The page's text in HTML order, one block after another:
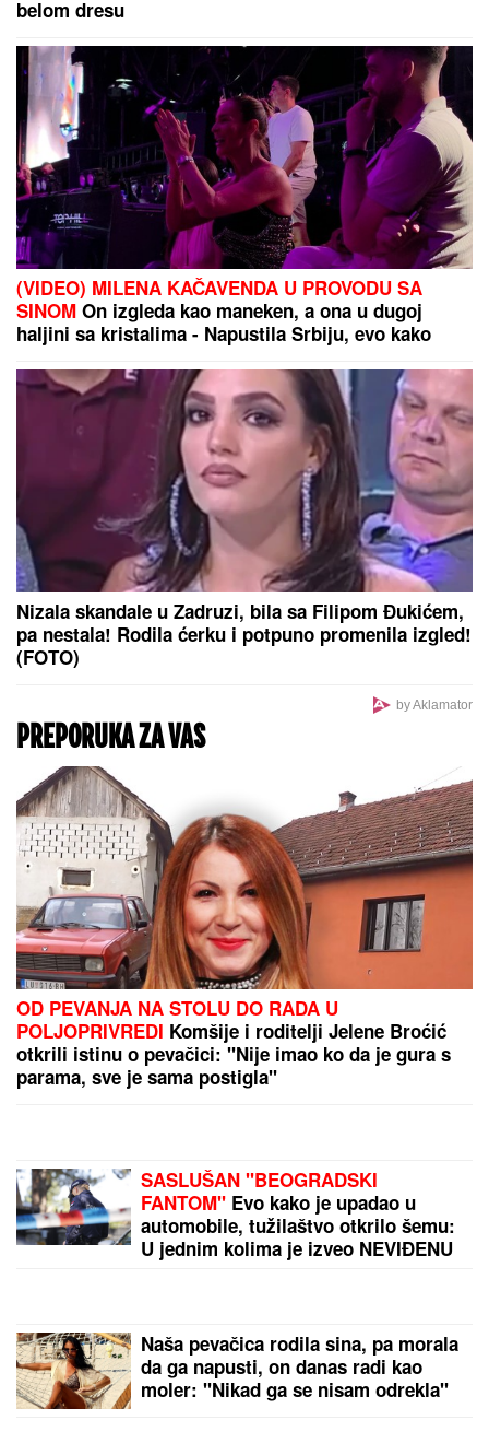
Pukla ljubav čim su izašli iz Elite: Ostavila ga javno,
a sada otkrila šok razlog (VIDEO)
Nude mu bogatstvo: Vlahović sve
bliži crno-belom dresu
SVE JE GOTOVO?Dušan Vlahović ponovo u crno-
belom dresu
(VIDEO) MILENA KAČAVENDA U PROVODU SA
SINOMOn izgleda kao maneken, a ona u dugoj
haljini sa kristalima - Napustila Srbiju, evo kako
provodi vreme po izlasku iz "Elite 9"
Nizala skandale u Zadruzi, bila sa Filipom Đukićem,
pa nestala! Rodila ćerku i potpuno promenila izgled!
(FOTO)